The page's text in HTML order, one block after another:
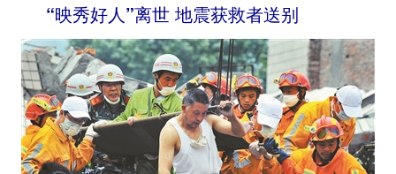
“映秀好人”离世 地震获救者送别